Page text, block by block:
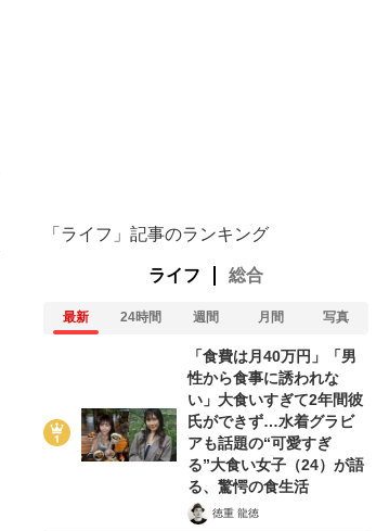
「ライフ」記事のランキング
ライフ 総合
最新 24時間 週間 月間 写真
「食費は月40万円」「男
性から食事に誘われな
い」大食いすぎて2年間彼
氏ができず…水着グラビ
アも話題の“可愛すぎ
る”大食い女子（24）が語
る、驚愕の食生活
徳重 龍徳